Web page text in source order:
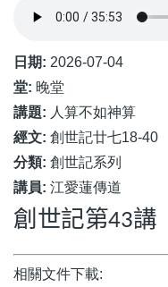
連
日期: 2026-07-04
堂: 晚堂
講題: 人算不如神算
經文: 創世記廿七18-40
分類: 創世記系列
講員: 江愛蓮傳道
創世記第43講
相關文件下載: